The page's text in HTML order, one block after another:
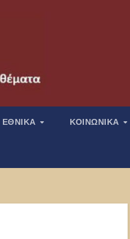
ΕΘΝΙΚΑ ΚΟΙΝΩΝΙΚΑ